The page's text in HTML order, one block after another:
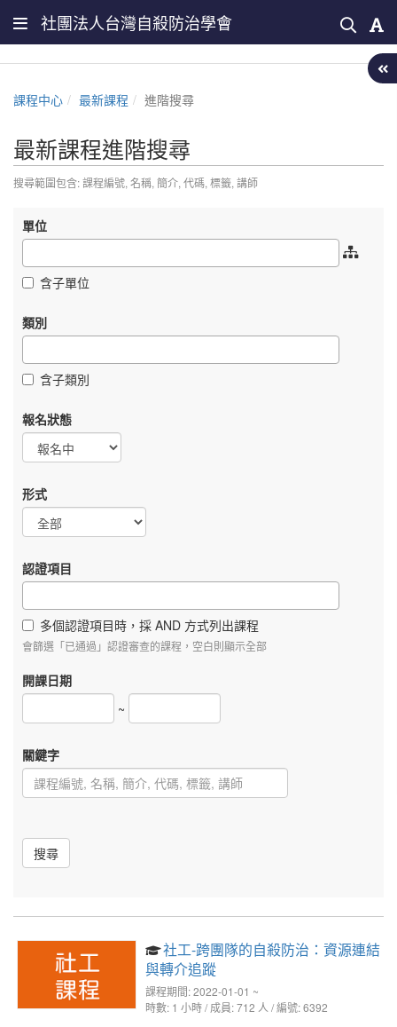
社團法人台灣自殺防治學會
課程中心 最新課程 進階搜尋
最新課程進階搜尋
搜尋範圍包含: 課程編號, 名稱, 簡介, 代碼, 標籤, 講師
單位
含子單位
類別
含子類別
報名狀態
形式
認證項目
多個認證項目時，採 AND 方式列出課程
會篩選「已通過」認證審查的課程，空白則顯示全部
開課日期
~
關鍵字
搜尋
社工-跨團隊的自殺防治：資源連結
與轉介追蹤
課程期間: 2022-01-01 ~
時數: 1 小時 / 成員: 712 人 / 編號: 6392